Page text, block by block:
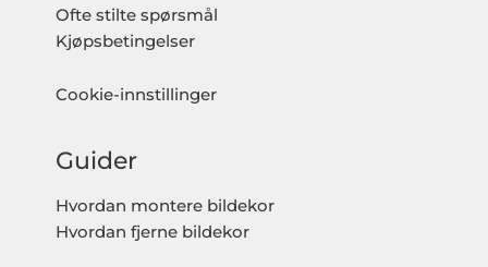
Ofte stilte spørsmål
Kjøpsbetingelser
Cookie-innstillinger
Guider
Hvordan montere bildekor
Hvordan fjerne bildekor